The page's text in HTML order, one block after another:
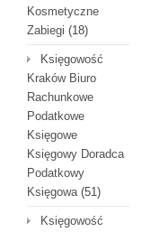
Kosmetyczne
Zabiegi (18)
Księgowość
Kraków Biuro
Rachunkowe
Podatkowe
Księgowe
Księgowy Doradca
Podatkowy
Księgowa(51)
Księgowość